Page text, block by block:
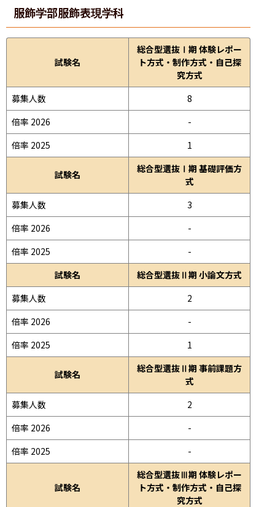
服飾学部服飾表現学科
試験名
総合型選抜Ⅰ期 体験レポー
ト方式・制作方式・自己探
究方式
募集人数
8
倍率 2026
-
倍率 2025
1
試験名
総合型選抜Ⅰ期 基礎評価方
式
募集人数
3
倍率 2026
-
倍率 2025
-
試験名
総合型選抜Ⅱ期 小論文方式
募集人数
2
倍率 2026
-
倍率 2025
1
試験名
総合型選抜Ⅱ期 事前課題方
式
募集人数
2
倍率 2026
-
倍率 2025
-
試験名
総合型選抜Ⅲ期 体験レポー
ト方式・制作方式・自己探
究方式